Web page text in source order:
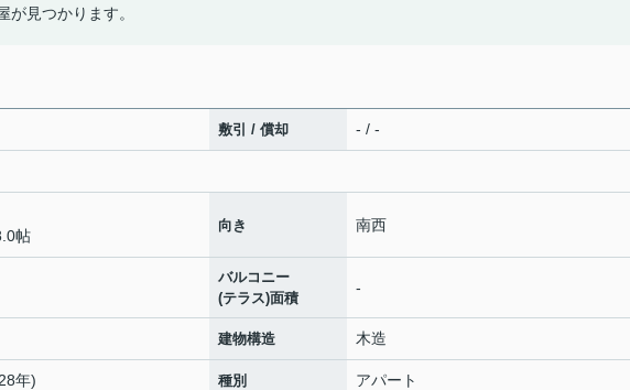
が見つかります。
敷引 / 償却 - / -
帖
向き 南西
バルコニー
(テラス)面積
-
建物構造 木造
年) 種別 アパート